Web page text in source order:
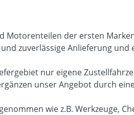
Motorenteilen der ersten
zuverlässige Anlieferung und
nur eigene
unser Angebot durch
wie z.B. Werkzeuge,